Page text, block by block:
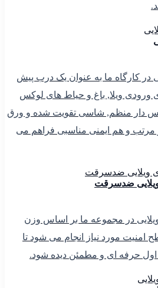
در کارگاه ما به عنوان یک درب پیش
ویلا, باغ و حیاط های لوکس
دار منظم, شاسی تقویت شده و ورق
مرتب و هم ایمنی مناسبی فراهم می
ضدسرقت
در مجموعه ما بر اساس وزن
مورد نیاز انجام می شود تا
اول حرفه ای و مطمئن دیده شود.